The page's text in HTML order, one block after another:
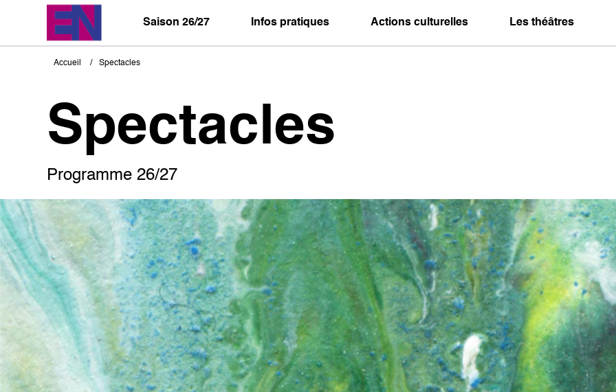
Saison 26/27 Infos pratiques Actions culturelles Les théâtres
Fil
Accueil Spectacles
Spectacles
Programme 26/27